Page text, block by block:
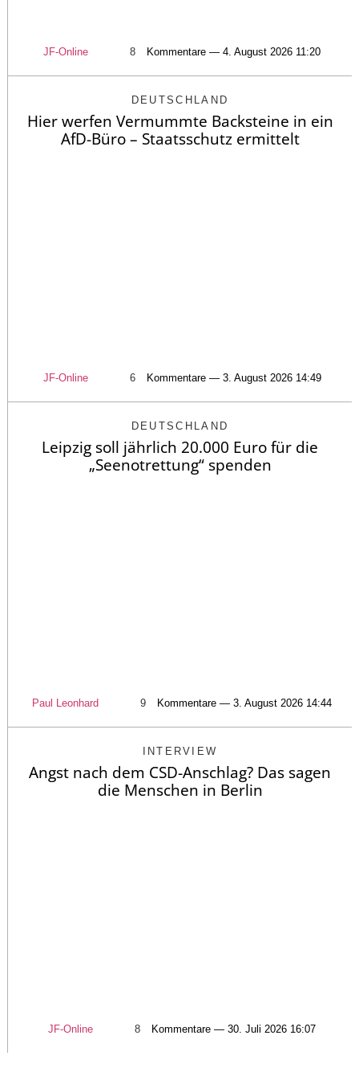
JF-Online 8 Kommentare — 4. August 2026 11:20
DEUTSCHLAND
Hier werfen Vermummte Backsteine in ein
AfD-Büro – Staatsschutz ermittelt
JF-Online 6 Kommentare — 3. August 2026 14:49
DEUTSCHLAND
Leipzig soll jährlich 20.000 Euro für die
„Seenotrettung“ spenden
Paul Leonhard 9 Kommentare — 3. August 2026 14:44
INTERVIEW
Angst nach dem CSD-Anschlag? Das sagen
die Menschen in Berlin
JF-Online 8 Kommentare — 30. Juli 2026 16:07